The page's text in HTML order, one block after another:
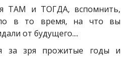
ТАМ и ТОГДА, вспомнить,
в то время, на что вы
от будущего....
за зря прожитые годы и